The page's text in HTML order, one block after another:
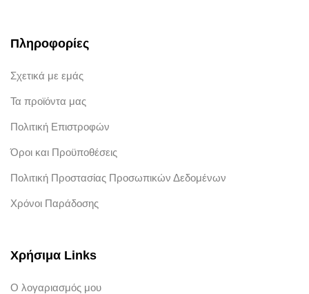
Πληροφορίες
Σχετικά με εμάς
Τα προϊόντα μας
Πολιτική Επιστροφών
Όροι και Προϋποθέσεις
Πολιτική Προστασίας Προσωπικών Δεδομένων
Χρόνοι Παράδοσης
Χρήσιμα Links
Ο λογαριασμός μου